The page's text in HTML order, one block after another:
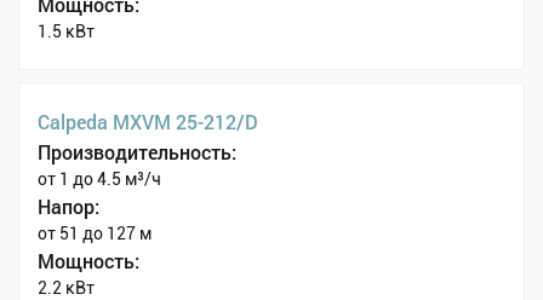
1.5 кВт
Calpeda MXVM 25-212/D
Производительность:
от 1 до 4.5 м³/ч
Напор:
от 51 до 127 м
Мощность:
2.2 кВт